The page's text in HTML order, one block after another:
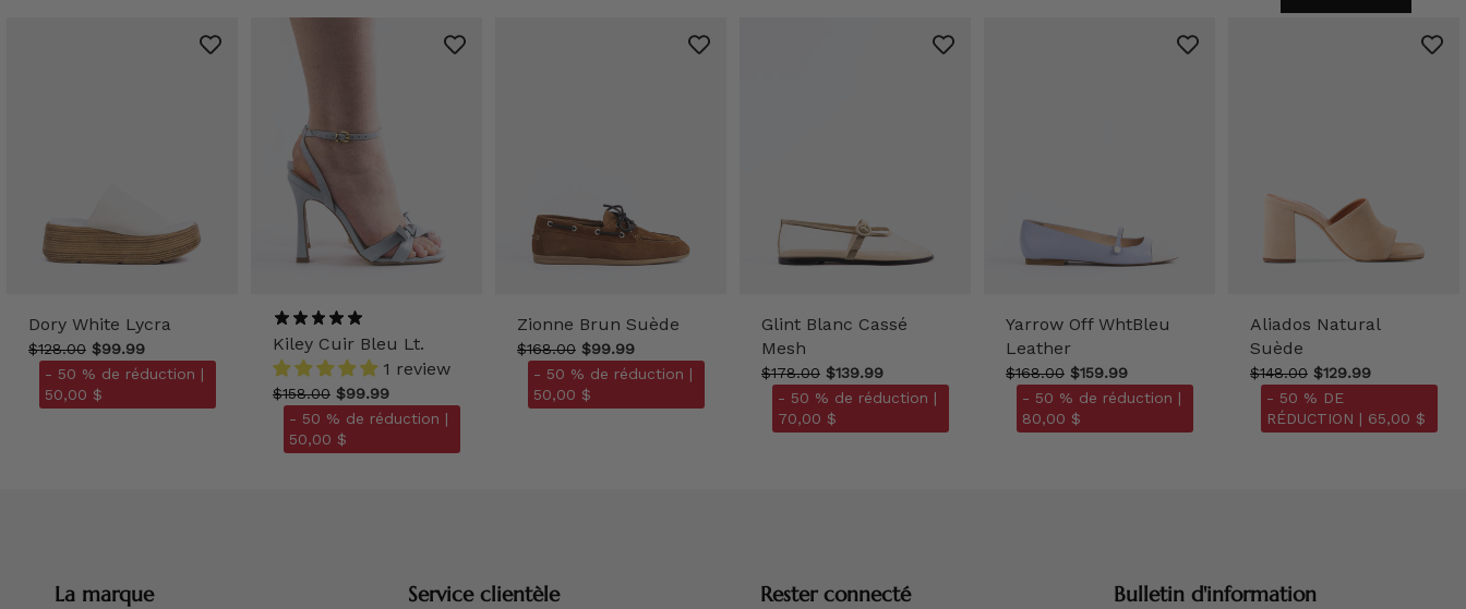
Dory White Lycra
$128.00 $99.99
- 50 % de réduction |
50,00 $
Kiley Cuir Bleu Lt.
1 review
$158.00 $99.99
- 50 % de réduction |
50,00 $
Zionne Brun Suède
$168.00 $99.99
- 50 % de réduction |
50,00 $
Glint Blanc Cassé
Mesh
$178.00 $139.99
- 50 % de réduction |
70,00 $
Yarrow Off WhtBleu
Leather
$168.00 $159.99
- 50 % de réduction |
80,00 $
Aliados Natural
Suède
$148.00 $129.99
- 50 % DE
RÉDUCTION | 65,00 $
La marque Service clientèle Rester connecté Bulletin d'information